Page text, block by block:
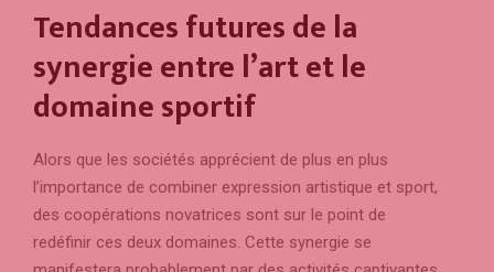
Tendances futures de la
synergie entre l’art et le
domaine sportif
Alors que les sociétés apprécient de plus en plus
l’importance de combiner expression artistique et sport,
des coopérations novatrices sont sur le point de
redéfinir ces deux domaines. Cette synergie se